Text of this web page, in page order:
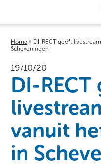
Home » DI-RECT geeft
Scheveningen
19/10/20
DI-RECT
vanuit
in